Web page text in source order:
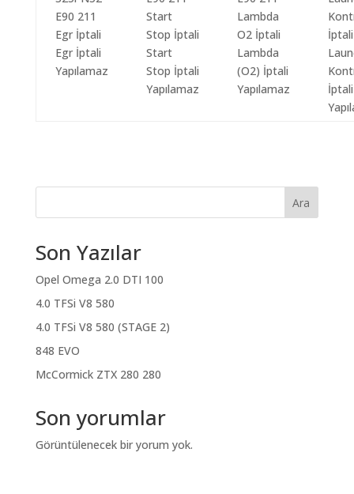
Egr İptali
Yapılamaz
Start
Stop İptali
Yapılamaz
Lambda
(O2) İptali
Yapılamaz
İptali
Ara
Son Yazılar
Opel Omega 2.0 DTI 100
4.0 TFSi V8 580
4.0 TFSi V8 580 (STAGE 2)
848 EVO
McCormick ZTX 280 280
Son yorumlar
Görüntülenecek bir yorum yok.